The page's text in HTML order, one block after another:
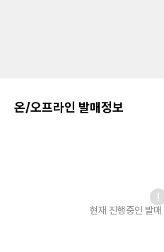
온/오프라인 발매정보
현재 진행중인 발매